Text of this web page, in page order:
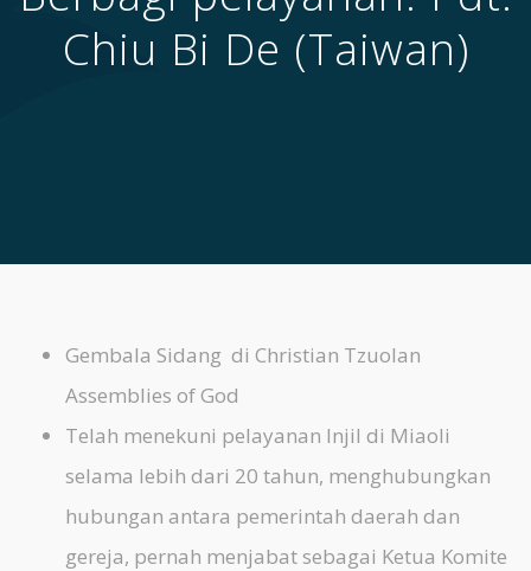
Chiu Bi De (Taiwan)
Gembala Sidang di Christian Tzuolan
Assemblies of God
Telah menekuni pelayanan Injil di Miaoli
selama lebih dari 20 tahun, menghubungkan
hubungan antara pemerintah daerah dan
gereja, pernah menjabat sebagai Ketua Komite